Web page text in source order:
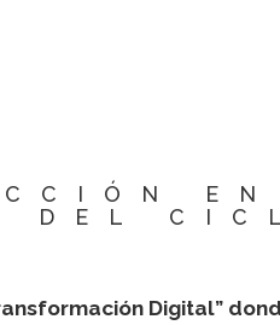
DEL
Digital”